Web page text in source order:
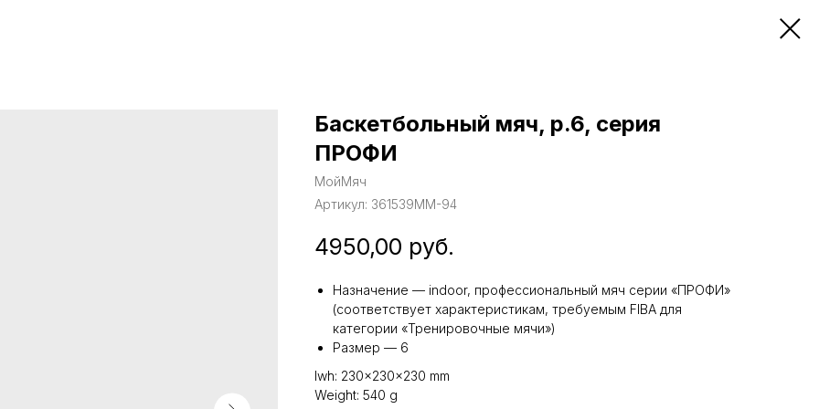
Баскетбольный мяч, р.6, серия
ПРОФИ
МойМяч
Артикул: 361539MM-94
4950,00 руб.
Назначение — indoor, профессиональный мяч серии «ПРОФИ»
(соответствует характеристикам, требуемым FIBA для
категории «Тренировочные мячи»)
Размер — 6
lwh: 230x230x230 mm
Weight: 540 g